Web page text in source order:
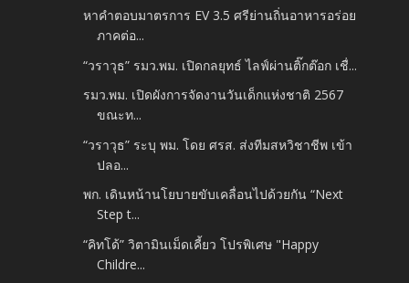
หาคำตอบมาตรการ EV 3.5 ศรีย่านถิ่นอาหารอร่อย
ภาคต่อ...
“วราวุธ” รมว.พม. เปิดกลยุทธ์ ไลฟ์ผ่านติ๊กต๊อก เชื่...
รมว.พม. เปิดผังการจัดงานวันเด็กแห่งชาติ 2567
ขณะท...
“วราวุธ” ระบุ พม. โดย ศรส. ส่งทีมสหวิชาชีพ เข้า
ปลอ...
พก. เดินหน้านโยบายขับเคลื่อนไปด้วยกัน “Next
Step t...
“คิทโด้” วิตามินเม็ดเคี้ยว โปรพิเศษ "Happy
Childre...